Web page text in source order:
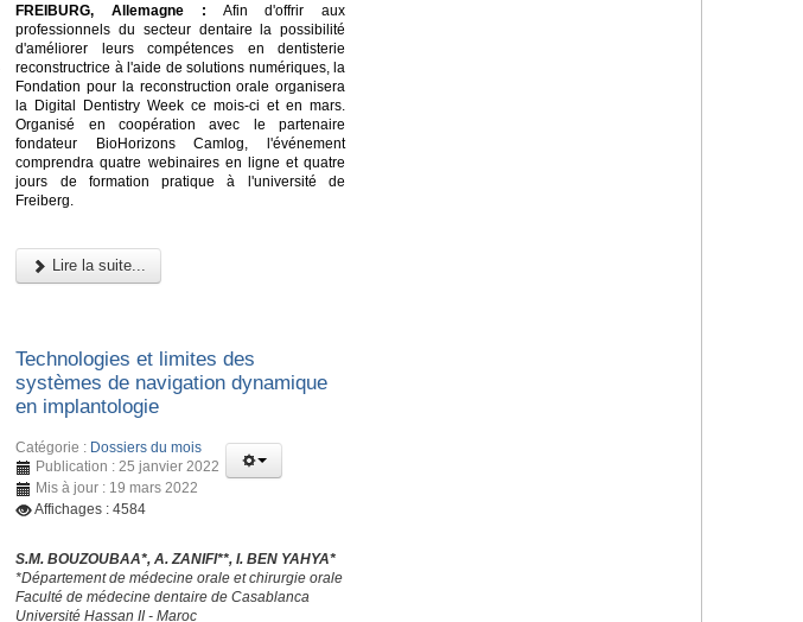
FREIBURG, Allemagne : Afin d'offrir aux
professionnels du secteur dentaire la possibilité
d'améliorer leurs compétences en dentisterie
reconstructrice à l'aide de solutions numériques, la
Fondation pour la reconstruction orale organisera
la Digital Dentistry Week ce mois-ci et en mars.
Organisé en coopération avec le partenaire
fondateur BioHorizons Camlog, l'événement
comprendra quatre webinaires en ligne et quatre
jours de formation pratique à l'université de
Freiberg.
Lire la suite...
Technologies et limites des
systèmes de navigation dynamique
en implantologie
Catégorie : Dossiers du mois
Publication : 25 janvier 2022
Mis à jour : 19 mars 2022
Affichages : 4584
S.M. BOUZOUBAA*, A. ZANIFI**, I. BEN YAHYA*
*Département de médecine orale et chirurgie orale
Faculté de médecine dentaire de Casablanca
Université Hassan II - Maroc